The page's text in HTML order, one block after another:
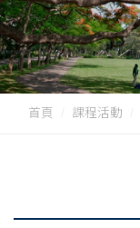
首頁 課程活動